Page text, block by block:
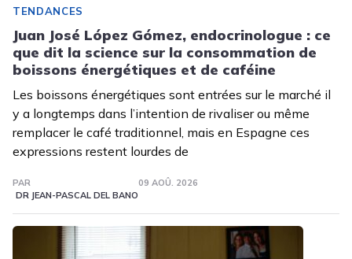
TENDANCES
Juan José López Gómez, endocrinologue : ce
que dit la science sur la consommation de
boissons énergétiques et de caféine
Les boissons énergétiques sont entrées sur le marché il
y a longtemps dans l’intention de rivaliser ou même
remplacer le café traditionnel, mais en Espagne ces
expressions restent lourdes de
PAR
DR JEAN-PASCAL DEL BANO
09 AOÛ. 2026